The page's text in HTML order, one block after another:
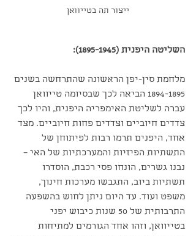
ייצור תה בטייוואן
השליטה היפנית (1895-1945):
מלחמת סין-יפן הראשונה שהתרחשה בשנים
1894-1895 הביאה לכך שבסיומה טייוואן
עברה לשליטת האימפריה היפנית, והיו לכך
צדדים חיוביים וצדדים פחות חיוביים. מצד
אחד, היפנים תרמו רבות לפיתוחן של
התשתיות הפיזיות והמערכתיות של האי –
נבנו גשרים, הונחו פסי רכבת, הוסדרו
תשתיות ביוב, התגבשו מערכות חינוך,
משפט ועוד. עד היום ניתן לחוש בהשפעה
התרבותית של 50 שנות כיבוש יפני
בטייוואן, וזהו אחד הגורמים למתיחות